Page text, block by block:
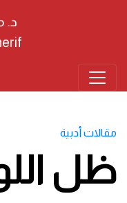
د.
مقالات أدبية
ظل